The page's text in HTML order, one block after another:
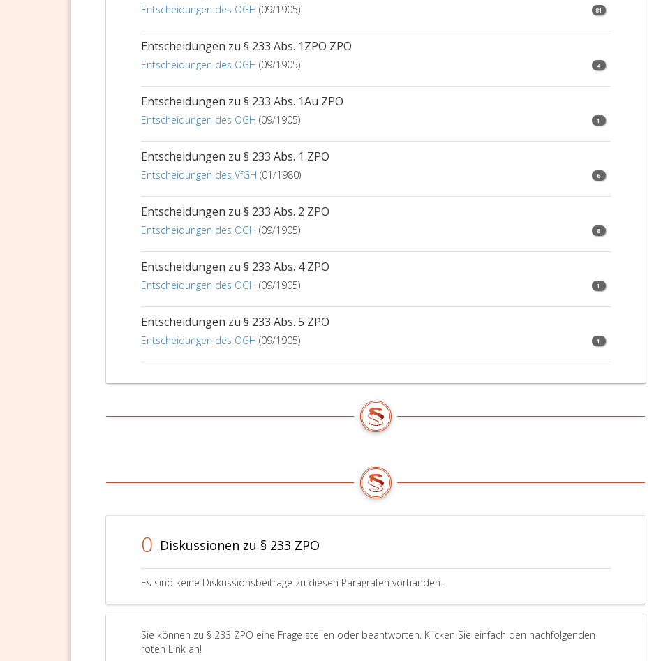
Entscheidungen des OGH (09/1905) 81
Entscheidungen zu § 233 Abs. 1ZPO ZPO
Entscheidungen des OGH (09/1905) 4
Entscheidungen zu § 233 Abs. 1Au ZPO
Entscheidungen des OGH (09/1905) 1
Entscheidungen zu § 233 Abs. 1 ZPO
Entscheidungen des VfGH (01/1980) 6
Entscheidungen zu § 233 Abs. 2 ZPO
Entscheidungen des OGH (09/1905) 8
Entscheidungen zu § 233 Abs. 4 ZPO
Entscheidungen des OGH (09/1905) 1
Entscheidungen zu § 233 Abs. 5 ZPO
Entscheidungen des OGH (09/1905) 1
0 Diskussionen zu § 233 ZPO
Es sind keine Diskussionsbeiträge zu diesen Paragrafen vorhanden.
Sie können zu § 233 ZPO eine Frage stellen oder beantworten. Klicken Sie einfach den nachfolgenden
roten Link an!